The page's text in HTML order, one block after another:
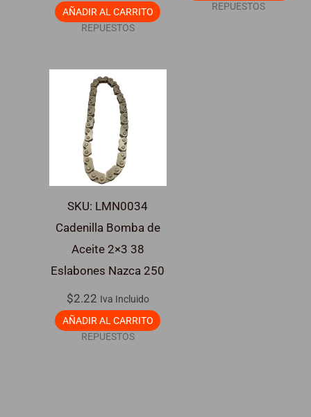
AÑADIR AL CARRITO
REPUESTOS
REPUESTOS
SKU: LMN0034
Cadenilla Bomba de
Aceite 2×3 38
Eslabones Nazca 250
$2.22 Iva Incluido
AÑADIR AL CARRITO
REPUESTOS